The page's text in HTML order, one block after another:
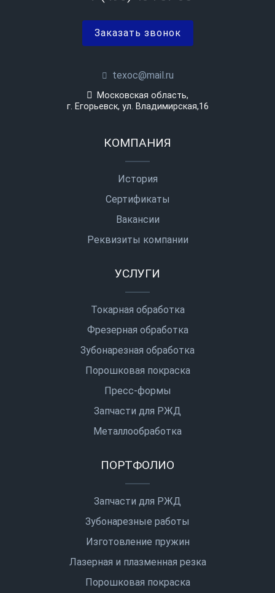
Заказать звонок
texoc@mail.ru
Московская область,
г. Егорьевск, ул. Владимирская,16
КОМПАНИЯ
История
Сертификаты
Вакансии
Реквизиты компании
УСЛУГИ
Токарная обработка
Фрезерная обработка
Зубонарезная обработка
Порошковая покраска
Пресс-формы
Запчасти для РЖД
Металлообработка
ПОРТФОЛИО
Запчасти для РЖД
Зубонарезные работы
Изготовление пружин
Лазерная и плазменная резка
Порошковая покраска